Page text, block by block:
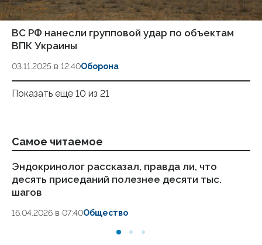
ВС РФ нанесли групповой удар по объектам
ВПК Украины
03.11.2025 в 12:40Оборона
Показать ещё 10 из 21
Самое читаемое
Эндокринолог рассказал, правда ли, что
десять приседаний полезнее десяти тыс.
шагов
16.04.2026 в 07:40Общество